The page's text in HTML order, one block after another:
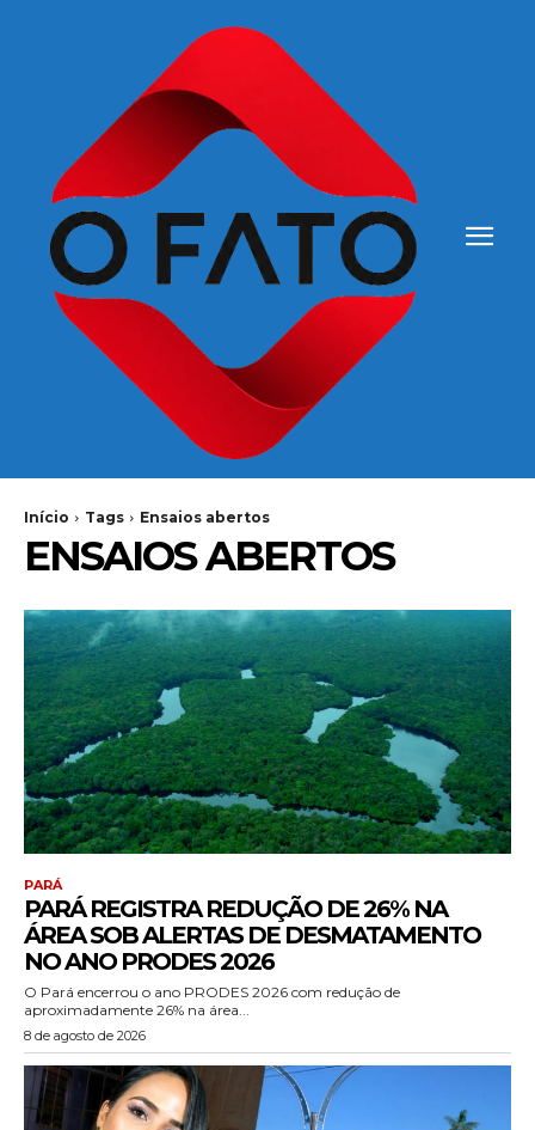
Início Tags Ensaios abertos
ENSAIOS ABERTOS
PARÁ
PARÁ REGISTRA REDUÇÃO DE 26% NA
ÁREA SOB ALERTAS DE DESMATAMENTO
NO ANO PRODES 2026
O Pará encerrou o ano PRODES 2026 com redução de
aproximadamente 26% na área...
8 de agosto de 2026